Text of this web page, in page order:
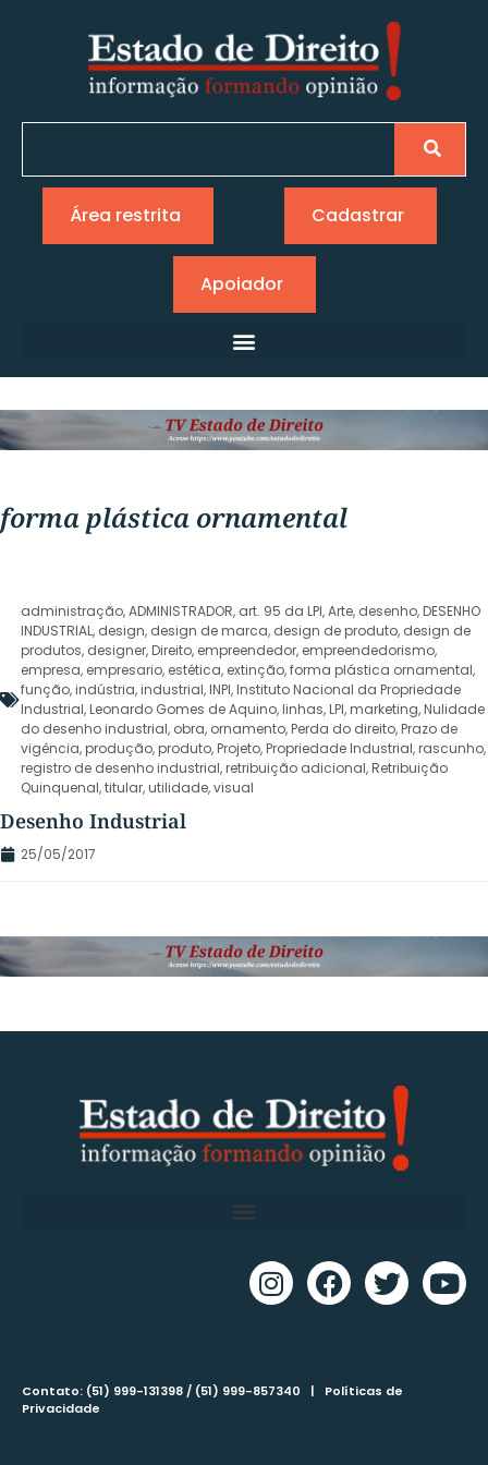
Área restrita Cadastrar
Apoiador
forma plástica ornamental
administração,ADMINISTRADOR, art. 95 da LPI,Arte, desenho,DESENHO
INDUSTRIAL, design, design de marca, design de produto, design de
produtos, designer,Direito, empreendedor, empreendedorismo,
empresa, empresario, estética, extinção,forma plástica ornamental,
função,indústria,industrial,INPI,Instituto Nacional da Propriedade
Industrial,Leonardo Gomes de Aquino,linhas,LPI,marketing,Nulidade
do desenho industrial, obra, ornamento,Perda do direito,Prazo de
vigência,produção,produto,Projeto,Propriedade Industrial,rascunho,
registro de desenho industrial,retribuição adicional,Retribuição
Quinquenal,titular,utilidade,visual
Desenho Industrial
25/05/2017
Contato: (51) 999-131398 / (51) 999-857340 | Políticas de
Privacidade